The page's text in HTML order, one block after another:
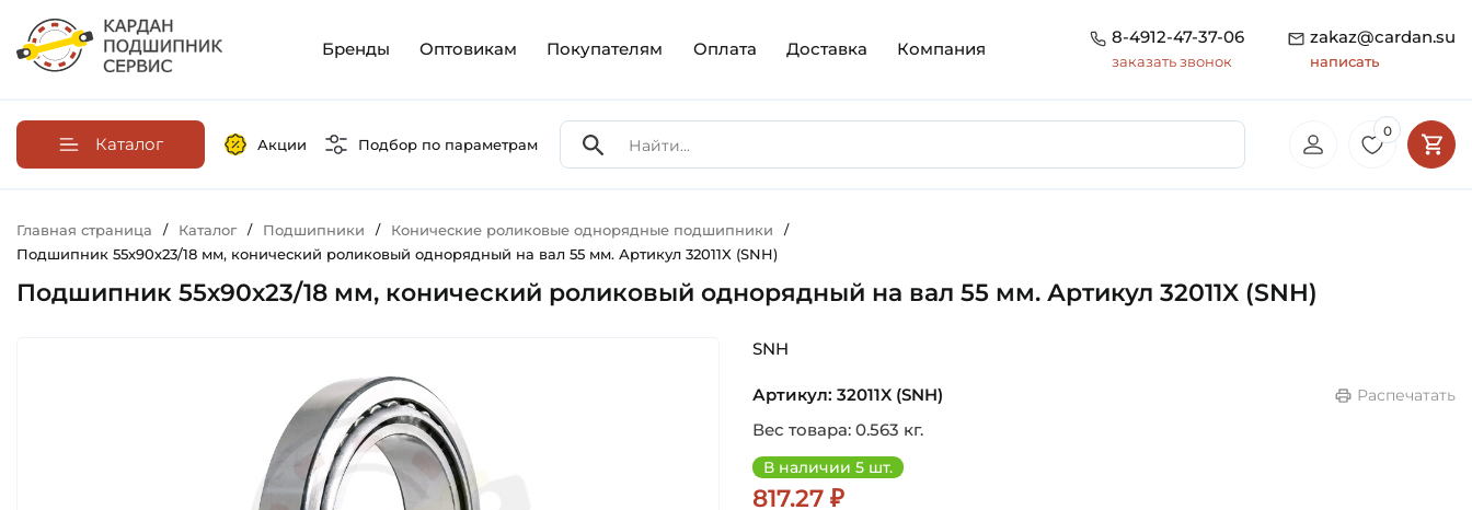
Бренды Оптовикам Покупателям Оплата Доставка Компания
8-4912-47-37-06
заказать звонок
zakaz@cardan.su
написать
Каталог Акции Подбор по параметрам
0
Главная страница / Каталог / Подшипники / Конические роликовые однорядные подшипники /
Подшипник 55х90х23/18 мм, конический роликовый однорядный на вал 55 мм. Артикул 32011X (SNH)
Подшипник 55х90х23/18 мм, конический роликовый однорядный на вал 55 мм. Артикул 32011X (SNH)
SNH
Артикул: 32011X (SNH) Распечатать
Вес товара: 0.563 кг.
В наличии 5 шт.
817.27 ₽